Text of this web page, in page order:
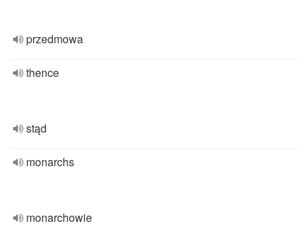
przedmowa
thence
stąd
monarchs
monarchowie